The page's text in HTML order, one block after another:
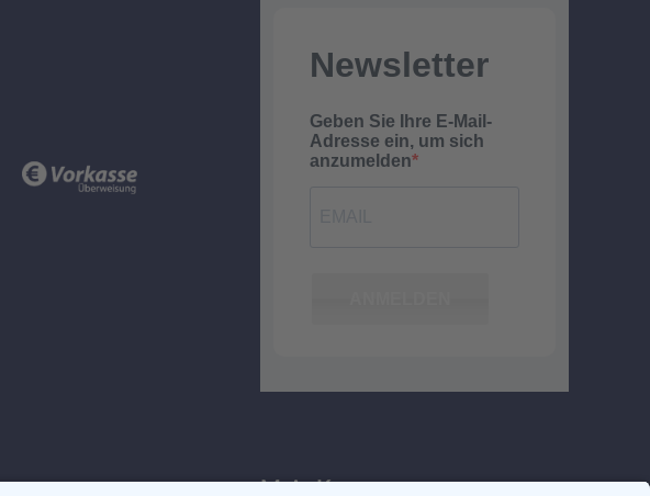
Newsletter
Geben Sie Ihre E-Mail-
Adresse ein, um sich
anzumelden
Mein Konto